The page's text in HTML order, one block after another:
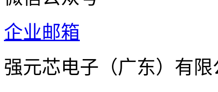
企业邮箱
强元芯电子（广东）